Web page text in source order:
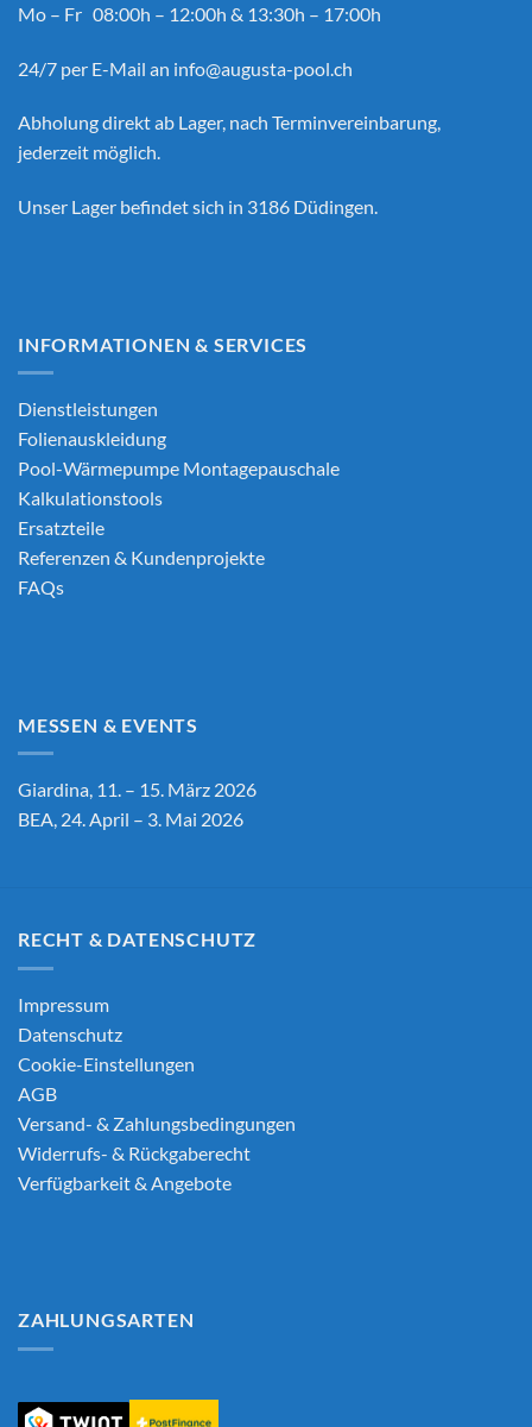
Mo – Fr 08:00h – 12:00h & 13:30h – 17:00h
24/7 per E-Mail an info@augusta-pool.ch
Abholung direkt ab Lager, nach Terminvereinbarung,
jederzeit möglich.
Unser Lager befindet sich in 3186 Düdingen.
INFORMATIONEN & SERVICES
Dienstleistungen
Folienauskleidung
Pool-Wärmepumpe Montagepauschale
Kalkulationstools
Ersatzteile
Referenzen & Kundenprojekte
FAQs
MESSEN & EVENTS
Giardina, 11. – 15. März 2026
BEA, 24. April – 3. Mai 2026
RECHT & DATENSCHUTZ
Impressum
Datenschutz
Cookie-Einstellungen
AGB
Versand- & Zahlungsbedingungen
Widerrufs- & Rückgaberecht
Verfügbarkeit & Angebote
ZAHLUNGSARTEN